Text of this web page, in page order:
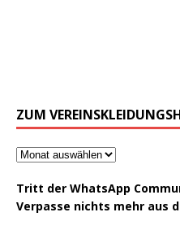
ZUM
Tritt der WhatsApp
Verpasse nichts mehr aus